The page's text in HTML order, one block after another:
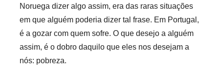
Noruega dizer algo assim, era das raras situações
em que alguém poderia dizer tal frase. Em Portugal,
é a gozar com quem sofre. O que desejo a alguém
assim, é o dobro daquilo que eles nos desejam a
nós: pobreza.